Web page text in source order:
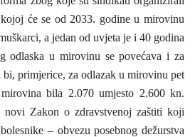
će se od 2033. godine u mirovinu
a jedan od uvjeta je i 40 godina
odlaska u mirovinu se povećava i za
primjerice, za odlazak u mirovinu pet
bila 2.070 umjesto 2.600 kn.
novi Zakon o zdravstvenoj zaštiti koji
– obvezu posebnog dežurstva